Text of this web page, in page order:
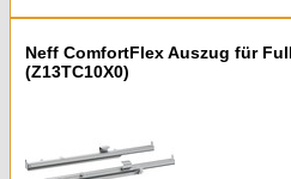
Neff ComfortFlex Auszug für
(Z13TC10X0)